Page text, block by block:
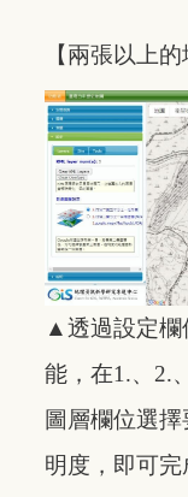
【兩張以上的
▲透過設定
能，在1.、2.
圖層欄位選
明度，即可